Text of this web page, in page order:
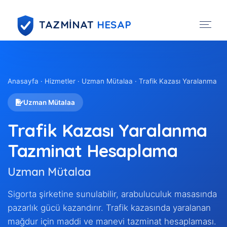
TAZMİNAT HESAP
Anasayfa · Hizmetler · Uzman Mütalaa · Trafik Kazası Yaralanma
Uzman Mütalaa
Trafik Kazası Yaralanma
Tazminat Hesaplama
Uzman Mütalaa
Sigorta şirketine sunulabilir, arabuluculuk masasında
pazarlık gücü kazandırır. Trafik kazasında yaralanan
mağdur için maddi ve manevi tazminat hesaplaması.